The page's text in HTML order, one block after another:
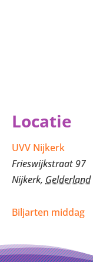
Locatie
UVV Nijkerk
Frieswijkstraat 97
Nijkerk, Gelderland
Biljarten middag